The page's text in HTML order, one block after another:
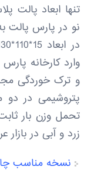
تنها ابعاد
نو در پارس پالت
وارد کارخانه
و ترک خوردگی
زرد و آبی در
نسخه مناسب